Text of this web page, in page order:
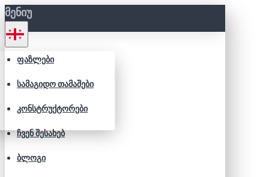
ᲛᲔᲜᲘᲣ
ᲤᲐᲖᲚᲔᲑᲘ
ᲡᲐᲛᲐᲒᲘᲓᲝ ᲗᲐᲛᲐᲨᲔᲑᲘ
ᲙᲝᲜᲡᲢᲠᲣᲥᲢᲝᲠᲔᲑᲘ
ᲩᲕᲔᲜ ᲨᲔᲡᲐᲮᲔᲑ
ᲑᲚᲝᲒᲘ